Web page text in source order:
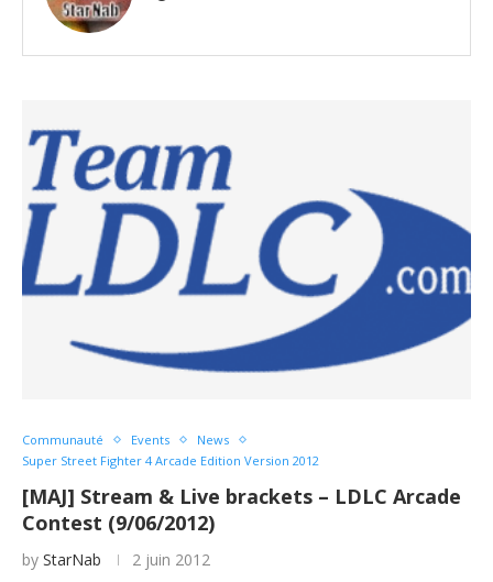
Communauté Events
News
Super Street Fighter 4 Arcade Edition Version 2012
[MAJ] Stream & Live brackets – LDLC Arcade
Contest (9/06/2012)
by StarNab 2 juin 2012